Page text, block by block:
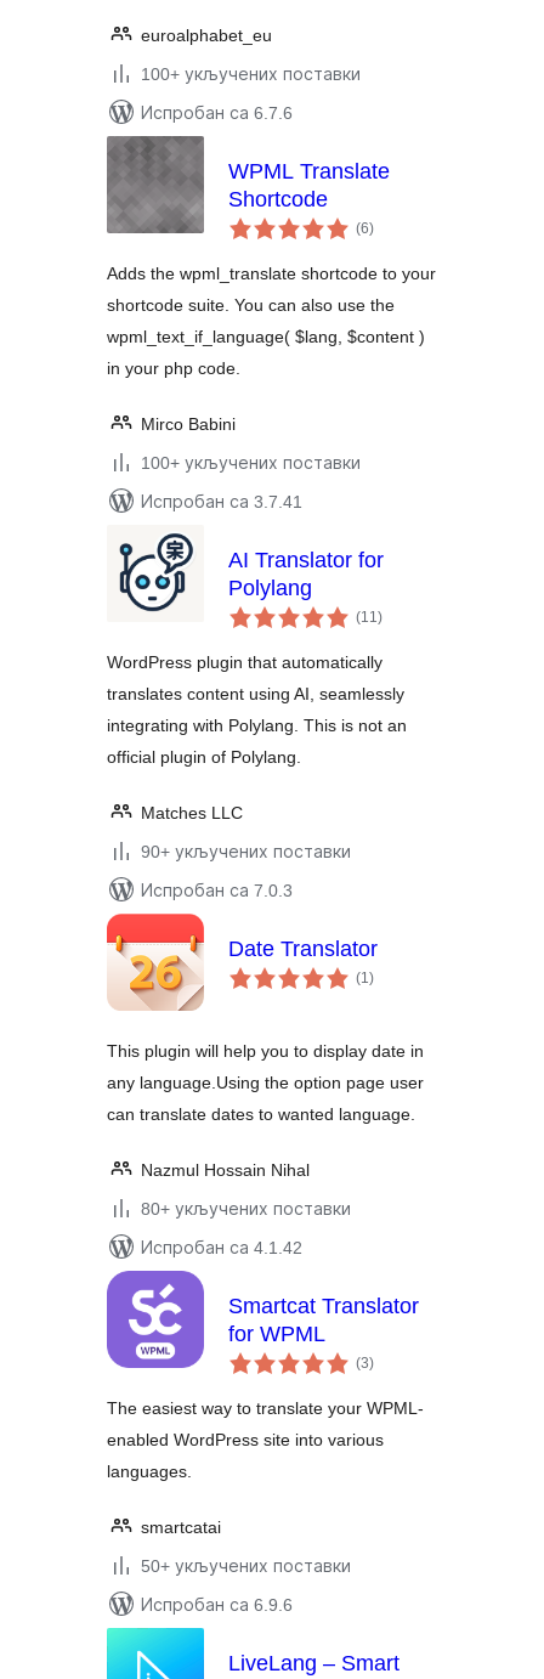
euroalphabet_eu
100+ укључених поставки
Испробан са 6.7.6
WPML Translate
Shortcode
(6укупних
оцена
)
Adds the wpml_translate shortcode to your
shortcode suite. You can also use the
wpml_text_if_language( $lang, $content )
in your php code.
Mirco Babini
100+ укључених поставки
Испробан са 3.7.41
AI Translator for
Polylang
(11укупних
оцена
)
WordPress plugin that automatically
translates content using AI, seamlessly
integrating with Polylang. This is not an
official plugin of Polylang.
Matches LLC
90+ укључених поставки
Испробан са 7.0.3
Date Translator
(1укупних
оцена
)
This plugin will help you to display date in
any language.Using the option page user
can translate dates to wanted language.
Nazmul Hossain Nihal
80+ укључених поставки
Испробан са 4.1.42
Smartcat Translator
for WPML
(3укупних
оцена
)
The easiest way to translate your WPML-
enabled WordPress site into various
languages.
smartcatai
50+ укључених поставки
Испробан са 6.9.6
LiveLang – Smart